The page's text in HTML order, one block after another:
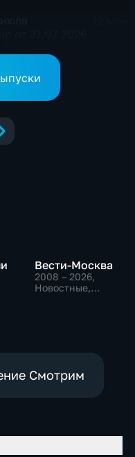
Вести-Москва
2008 – 2026,
Новостные,
Смотрим